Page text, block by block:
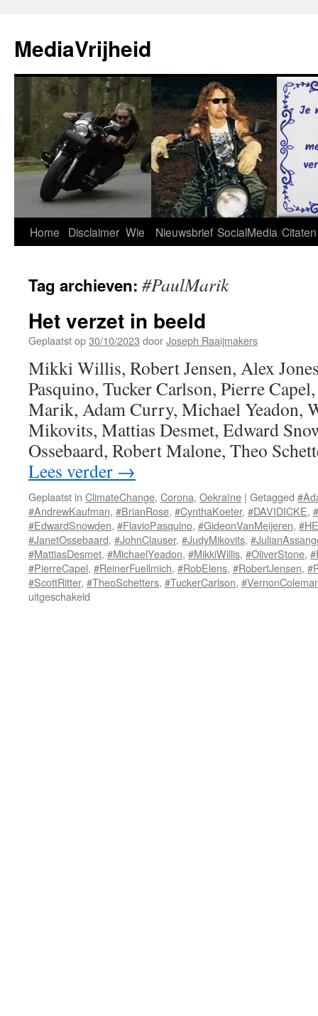
de
inhoud
MediaVrijheid
Home Disclaimer Wie Nieuwsbrief SocialMedia Citaten
Tag archieven: #PaulMarik
Het verzet in beeld
Geplaatst op30/10/2023 doorJoseph Raaijmakers
Mikki Willis, Robert Jensen, Alex
Pasquino, Tucker Carlson, Pierre
Marik, Adam Curry, Michael Yeadon,
Mikovits, Mattias Desmet, Edward
Ossebaard, Robert Malone, Theo
Lees verder →
Geplaatst in ClimateChange, Corona, Oekraïne | Getagged
#AndrewKaufman, #BrianRose, #CynthaKoeter, #DAVIDICKE,
#EdwardSnowden, #FlavioPasquino, #GideonVanMeijeren,
#JanetOssebaard, #JohnClauser, #JudyMikovits,
#MattiasDesmet, #MichaelYeadon, #MikkiWillis, #OliverStone,
#PierreCapel, #ReinerFuellmich, #RobElens, #RobertJensen,
#ScottRitter, #TheoSchetters, #TuckerCarlson,
uitgeschakeld